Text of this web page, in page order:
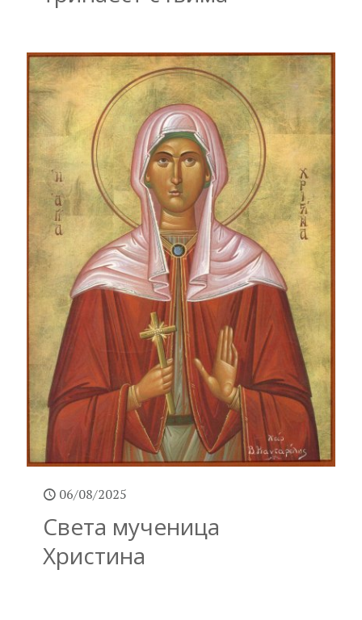
06/08/2025
Света мученица
Христина